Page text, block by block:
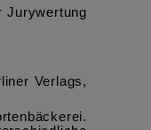
Jurywertung
Verlags,